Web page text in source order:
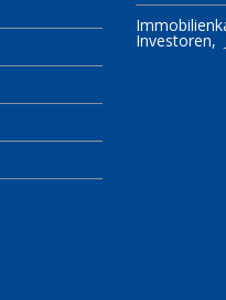
Investoren